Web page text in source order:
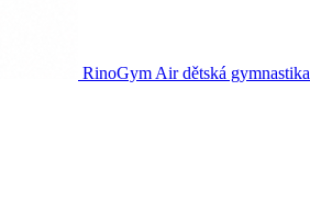
RinoGym Air dětská gymnastika